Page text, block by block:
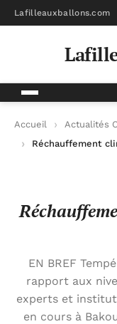
Lafilleauxballons.com
Accueil
Actualités
Réchauffement
EN BREF
rapport aux
experts et
en cours à